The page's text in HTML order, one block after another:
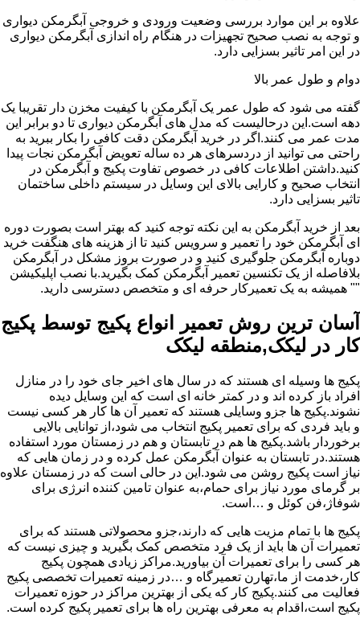
علاوه بر این موارد بررسی وضعیت ورودی و خروجی آبگرمکن دیواری
و توجه به نصب صحیح تجهیزات در هنگام راه اندازی آبگرمکن دیواری
در این امر تاثیر بسزایی دارد.
دوام و طول عمر بالا
گفته می شود که طول عمر یک آبگرمکن با کیفیت مخزن دار تقریبا یک
دهه است.این درحالیست که مدل های آبگرمکن دیواری تا دو برابر این
مدت عمر می کنند.اگر در خرید آبگرمکن دقت کافی را بکار ببرید به
راحتی می توانید از دردسرهای هر ده ساله تعویض آبگرمکن نجات پیدا
کنید.داشتن اطلاعات کافی در خصوص تفاوت پکیج و آبگرمکن در
انتخاب صحیح و کارایی بالای این وسایل در سیستم داخلی ساختمان
تاثیر بسزایی دارد.
بعد از خرید آبگرمکن به این نکته توجه کنید که بهتر است بصورت دوره
ای آبگرمکن خود را تعمیر و سرویس کنید تا از هزینه های هنگفت خرید
دوباره آبگرمکن جلوگیری کنید و در صورت بروز مشکل در آبگرمکن
بلافاصله از یک تکنسین تعمیر آبگرمکن کمک بگیرید.با نصب اپلیکیشن
"" همیشه به یک تعمیرکار حرفه ای و متخصص دسترسی دارید.
آسان ترین روش تعمیر انواع پکیج توسط پکیج
کار در لیکک,منطقه لیکک
پکیج ها وسیله ای هستند که در سال های اخیر جای خود را در منازل
افراد باز کرده اند و در کمتر خانه ای است که این وسایل دیده
نشوند.پکیج ها جزو وسایلی هستند که تعمیر آن ها کار هر کسی نیست
و باید فردی که برای تعمیر پکیج انتخاب می شود،از توانایی بالایی
برخوردار باشد.پکیج ها هم در تابستان و هم در زمستان مورد استفاده
هستند.در تابستان به عنوان آبگرمکن عمل کرده و در زمان هایی که
نیاز است پکیج روشن می شود.این در حالی است که در زمستان علاوه
بر گرمای مورد نیاز برای حمام،به عنوان تامین کننده انرژی برای
شوفاژ،فن کوئل و …است.
پکیج ها با تمام مزیت هایی که دارند،جزو محصولاتی هستند که برای
تعمیرات آن ها باید از یک فرد متخصص کمک بگیرید و چیزی نیست که
هر کسی را برای تعمیرات آن بیاورید.مراکز زیادی همچون پکیج
کار،خدمت از ما،تهارن تعمیرگاه و …در زمینه تعمیرات تخصصی پکیج
فعالیت می کنند.پکیج کار که یکی از بهترین مراکز در حوزه تعمیرات
پکیج است،اقدام به معرفی بهترین راه ها برای تعمیر پکیج کرده است.